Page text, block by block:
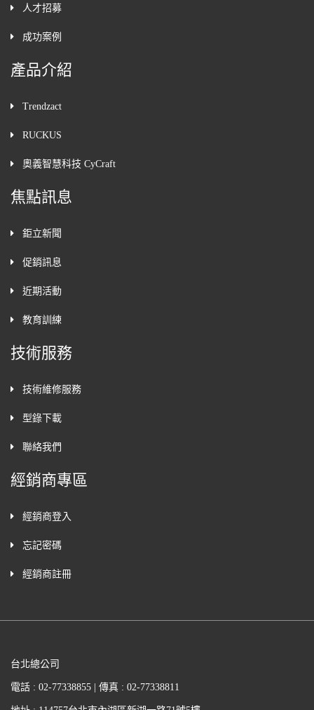
人才招募
成功案例
產品介紹
Trendzact
RUCKUS
奧義智慧科技 CyCraft
焦點訊息
鉅立新聞
促銷訊息
近期活動
教育訓練
技術服務
技術維修服務
型錄下載
聯絡我們
經銷商專區
經銷商登入
忘記密碼
經銷商註冊
台北總公司
電話 : 02-77338855 | 傳真 : 02-77338811